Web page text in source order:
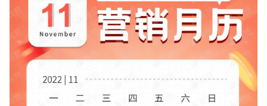
增长产品指南
智库 产品场景库
产品更新动态 帮助中心